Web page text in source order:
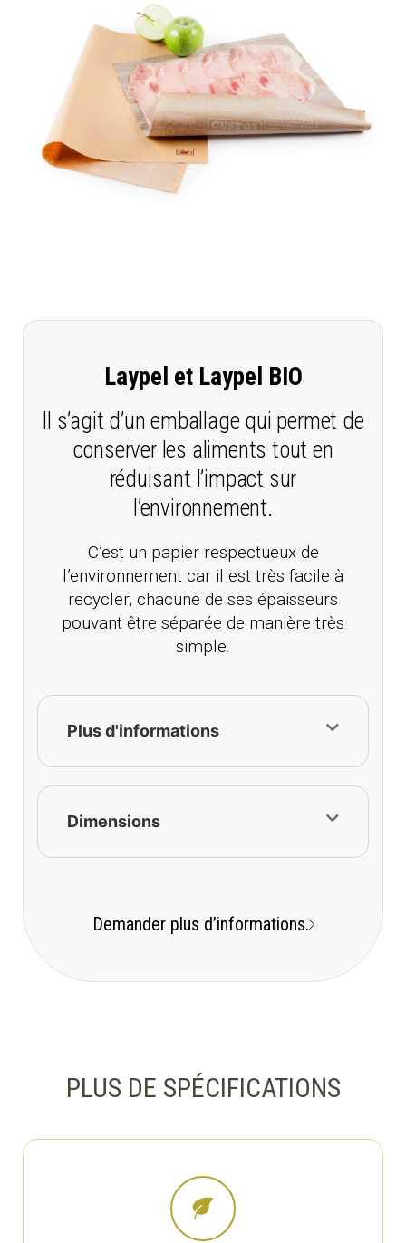
Laypel et Laypel BIO
Il s’agit d’un emballage qui permet de
conserver les aliments tout en
réduisant l’impact sur
l’environnement.
C’est un papier respectueux de
l’environnement car il est très facile à
recycler, chacune de ses épaisseurs
pouvant être séparée de manière très
simple.
Plus d'informations
Dimensions
Demander plus d’informations.
PLUS DE SPÉCIFICATIONS